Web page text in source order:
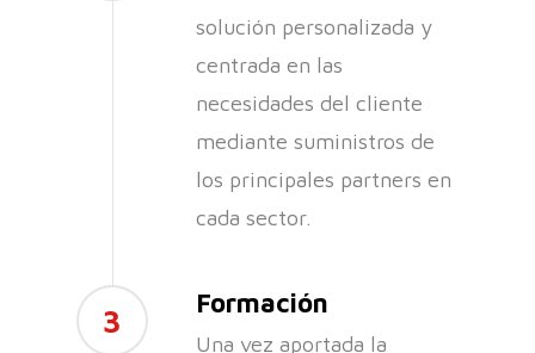
solución personalizada y
centrada en las
necesidades del cliente
mediante suministros de
los principales partners en
cada sector.
3 Formación
Una vez aportada la